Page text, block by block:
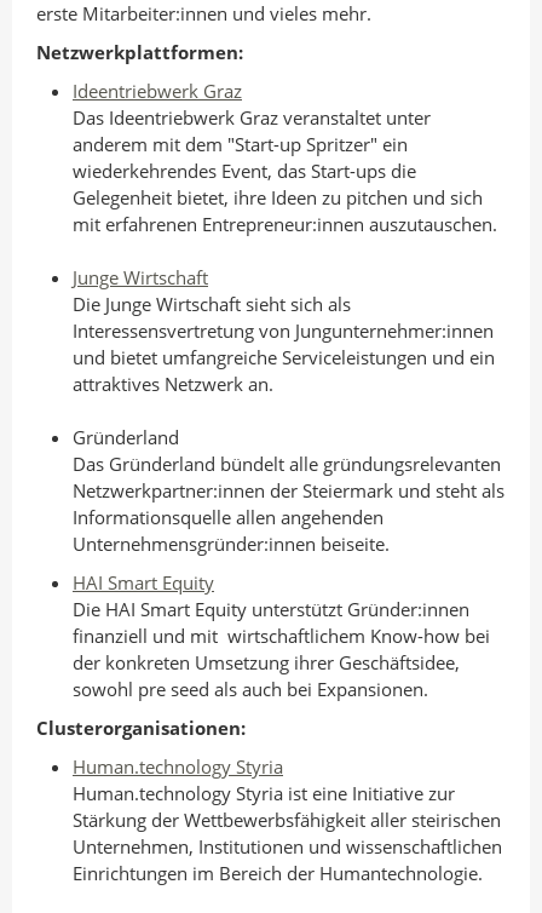
erste Mitarbeiter:innen und vieles mehr.
Netzwerkplattformen:
Ideentriebwerk Graz
Das Ideentriebwerk Graz veranstaltet unter
anderem mit dem "Start-up Spritzer" ein
wiederkehrendes Event, das Start-ups die
Gelegenheit bietet, ihre Ideen zu pitchen und sich
mit erfahrenen Entrepreneur:innen auszutauschen.
Junge Wirtschaft
Die Junge Wirtschaft sieht sich als
Interessensvertretung von Jungunternehmer:innen
und bietet umfangreiche Serviceleistungen und ein
attraktives Netzwerk an.
Gründerland
Das Gründerland bündelt alle gründungsrelevanten
Netzwerkpartner:innen der Steiermark und steht als
Informationsquelle allen angehenden
Unternehmensgründer:innen beiseite.
HAI Smart Equity
Die HAI Smart Equity unterstützt Gründer:innen
finanziell und mit wirtschaftlichem Know-how bei
der konkreten Umsetzung ihrer Geschäftsidee,
sowohl pre seed als auch bei Expansionen.
Clusterorganisationen:
Human.technology Styria
Human.technology Styria ist eine Initiative zur
Stärkung der Wettbewerbsfähigkeit aller steirischen
Unternehmen, Institutionen und wissenschaftlichen
Einrichtungen im Bereich der Humantechnologie.